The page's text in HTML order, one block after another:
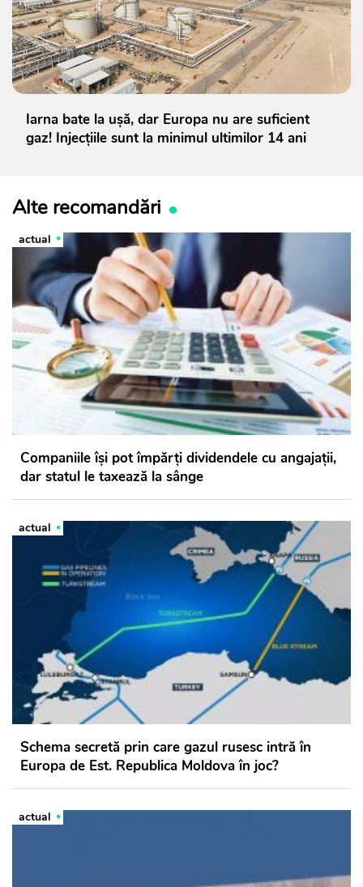
Iarna bate la ușă, dar Europa nu are suficient
gaz! Injecțiile sunt la minimul ultimilor 14 ani
Alte recomandări
actual
Companiile își pot împărți dividendele cu angajații,
dar statul le taxează la sânge
actual
Schema secretă prin care gazul rusesc intră în
Europa de Est. Republica Moldova în joc?
actual